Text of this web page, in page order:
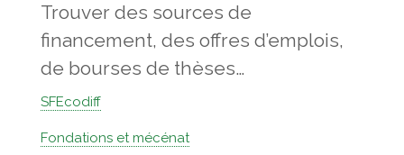
Trouver des sources de
financement, des offres d’emplois,
de bourses de thèses…
SFEcodiff
Fondations et mécénat